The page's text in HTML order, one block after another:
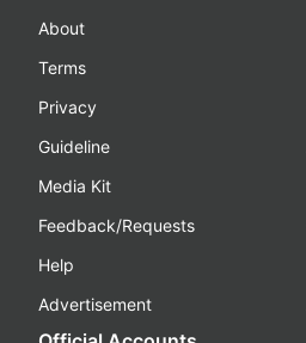
About
Terms
Privacy
Guideline
Media Kit
Feedback/Requests
Help
Advertisement